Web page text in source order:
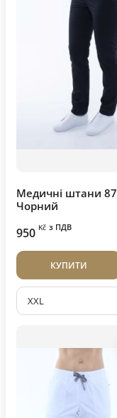
Медичні штани 87
Чорний
950 Kč з ПДВ
КУПИТИ
XXL